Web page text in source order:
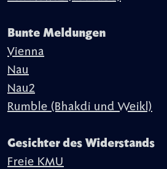
Bunte Meldungen
Vienna
Nau
Nau2
Rumble (Bhakdi und Weikl)
Gesichter des Widerstands
Freie KMU